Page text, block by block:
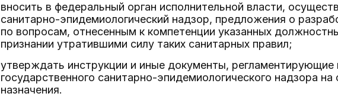
вносить в федеральный орган исполнительной власти,
санитарно-эпидемиологический надзор, предложения о
по вопросам, отнесенным к компетенции указанных
признании утратившими силу таких санитарных правил;
утверждать инструкции и иные документы,
государственного санитарно-эпидемиологического надзора
назначения.